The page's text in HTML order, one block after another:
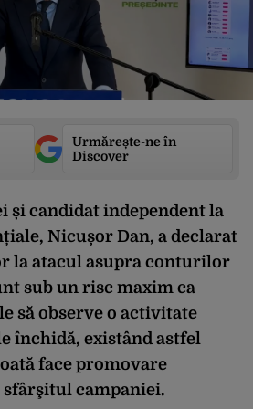
Urmărește-ne în
Discover
și candidat independent la
Nicușor Dan, a declarat
la atacul asupra conturilor
sub un risc maxim ca
să observe o activitate
închidă, existând astfel
face promovare
sfârşitul campaniei.